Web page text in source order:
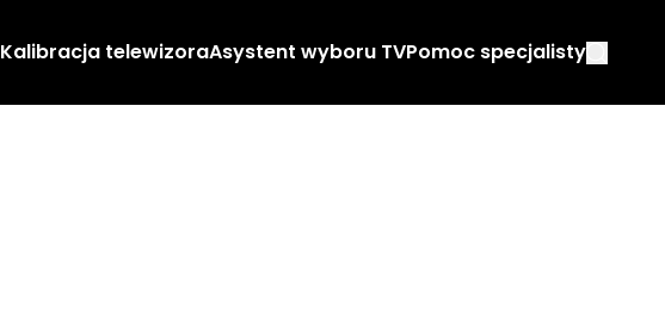
Kalibracja telewizoraAsystent wyboru TVPomoc specjalisty